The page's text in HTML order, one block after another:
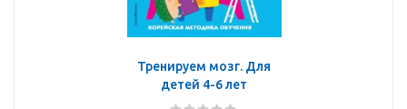
Тренируем мозг. Для
детей 4-6 лет